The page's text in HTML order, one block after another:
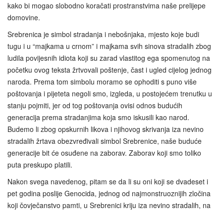
kako bi mogao slobodno koračati prostranstvima naše prelijepe
domovine.
Srebrenica je simbol stradanja i nebošnjaka, mjesto koje budi
tugu i u “majkama u crnom” i majkama svih sinova stradalih zbog
ludila povijesnih idiota koji su zarad vlastitog ega spomenutog na
početku ovog teksta žrtvovali poštenje, čast i ugled cijelog jednog
naroda. Prema tom simbolu moramo se ophoditi s puno više
poštovanja i pijeteta negoli smo, izgleda, u postojećem trenutku u
stanju pojmiti, jer od tog poštovanja ovisi odnos budućih
generacija prema stradanjima koja smo iskusili kao narod.
Budemo li zbog opskurnih likova i njihovog skrivanja iza nevino
stradalih žrtava obezvređivali simbol Srebrenice, naše buduće
generacije bit će osuđene na zaborav. Zaborav koji smo toliko
puta preskupo platili.
Nakon svega navedenog, pitam se da li su oni koji se dvadeset i
pet godina poslije Genocida, jednog od najmonstruoznijih zločina
koji čovječanstvo pamti, u Srebrenici kriju iza nevino stradalih, na